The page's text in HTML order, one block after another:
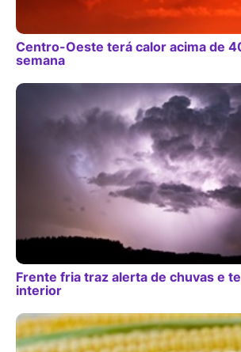
Centro-Oeste terá calor acima de
semana
Frente fria traz alerta de chuvas e
interior